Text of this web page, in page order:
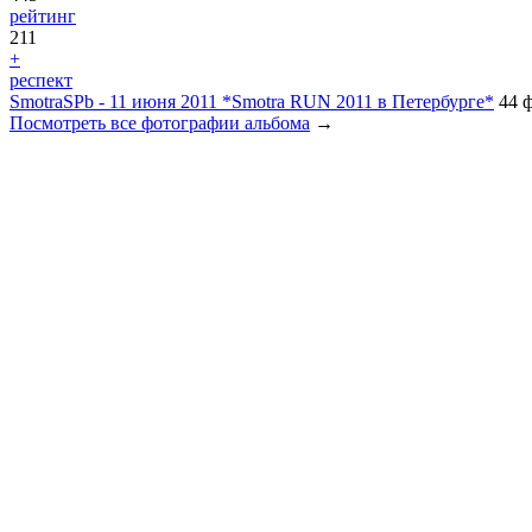
рейтинг
211
+
респект
SmotraSPb - 11 июня 2011 *Smotra RUN 2011 в Петербурге* 44
Посмотреть все фотографии альбома →